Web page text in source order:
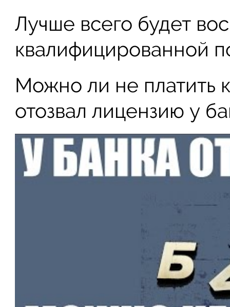
Лучше всего будет
квалифицированной
Можно ли не платить
отозвал лицензию у